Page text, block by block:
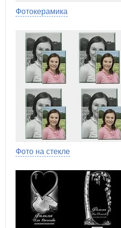
Фотокерамика
Фото на стекле